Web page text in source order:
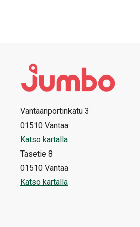
Vantaanportinkatu 3
01510 Vantaa
Katso kartalla
Tasetie 8
01510 Vantaa
Katso kartalla